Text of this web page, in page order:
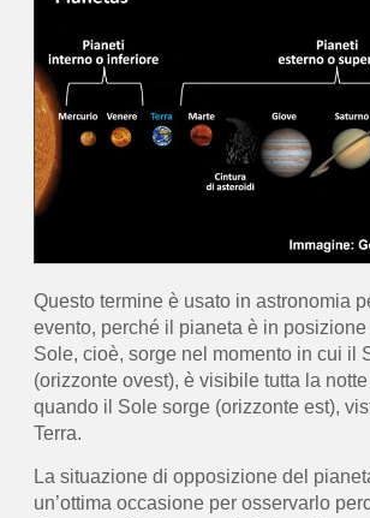
Questo termine è usato in astronomia
evento, perché il pianeta è in posizione
Sole, cioè, sorge nel momento in cui il
(orizzonte ovest), è visibile tutta la
quando il Sole sorge (orizzonte est),
Terra.
La situazione di opposizione del
un’ottima occasione per osservarlo